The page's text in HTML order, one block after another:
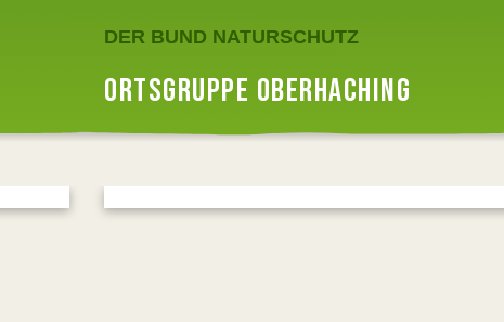
DER BUND NATURSCHUTZ
ORTSGRUPPE OBERHACHING